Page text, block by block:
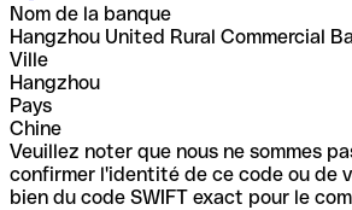
Nom de la banque
Hangzhou United Rural Commercial
Ville
Hangzhou
Pays
Chine
Veuillez noter que nous ne sommes
confirmer l'identité de ce code ou de
bien du code SWIFT exact pour le